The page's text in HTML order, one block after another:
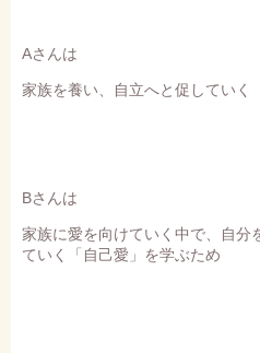
Aさんは
家族を養い、自立へと促していく
Bさんは
家族に愛を向けていく中で、自分
ていく「自己愛」を学ぶため